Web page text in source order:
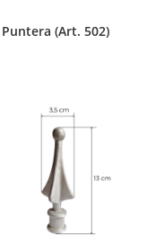
Puntera (Art. 502)